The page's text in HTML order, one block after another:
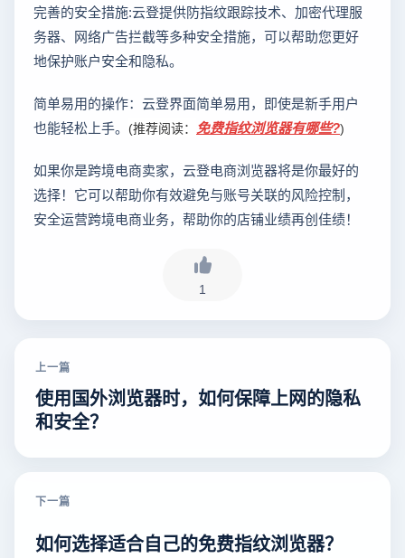
完善的安全措施:云登提供防指纹跟踪技术、加密代理服
务器、网络广告拦截等多种安全措施，可以帮助您更好
地保护账户安全和隐私。
简单易用的操作：云登界面简单易用，即使是新手用户
也能轻松上手。 (推荐阅读： 免费指纹浏览器有哪些?)
如果你是跨境电商卖家，云登电商浏览器将是你最好的
选择！它可以帮助你有效避免与账号关联的风险控制，
安全运营跨境电商业务，帮助你的店铺业绩再创佳绩！
1
上一篇
使用国外浏览器时，如何保障上网的隐私
和安全？
下一篇
如何选择适合自己的免费指纹浏览器？